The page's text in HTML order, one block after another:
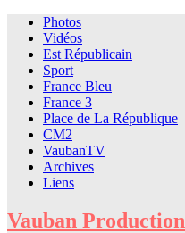
Skip
content
Photos
Vidéos
Est Républicain
Sport
France Bleu
France 3
Place de La République
CM2
VaubanTV
Archives
Liens
Vauban Production